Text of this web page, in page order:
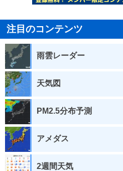
注目のコンテンツ
雨雲レーダー
天気図
PM2.5分布予測
アメダス
2週間天気